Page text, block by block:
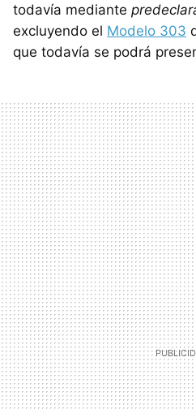
todavía mediante
excluyendo el Modelo 303
que todavía se podrá